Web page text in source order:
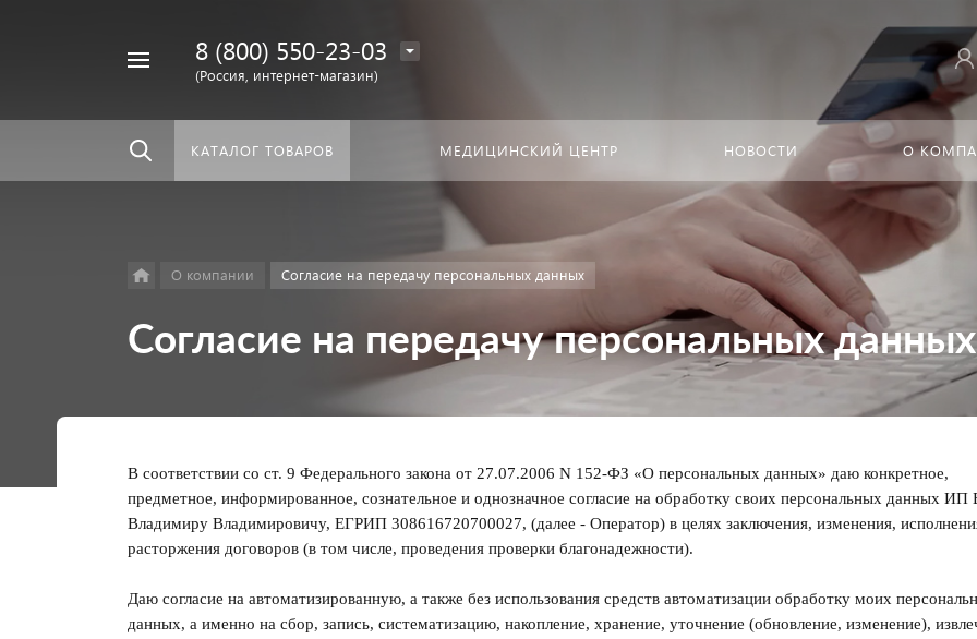
8 (800) 550-23-03
(Россия, интернет-магазин)
КАТАЛОГ ТОВАРОВ МЕДИЦИНСКИЙ ЦЕНТР НОВОСТИ О
О компании Согласие на передачу персональных данных
Согласие на передачу персональных данных
В соответствии со ст. 9 Федерального закона от 27.07.2006 N 152-ФЗ «О персональных данных» даю конкретное,
предметное, информированное, сознательное и однозначное согласие на обработку своих персональных данных ИП
Владимиру Владимировичу, ЕГРИП 308616720700027, (далее - Оператор) в целях заключения, изменения,
расторжения договоров (в том числе, проведения проверки благонадежности).
Даю согласие на автоматизированную, а также без использования средств автоматизации обработку моих
данных, а именно на сбор, запись, систематизацию, накопление, хранение, уточнение (обновление, изменение),